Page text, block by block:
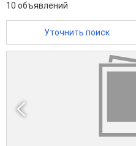
10 объявлений
Уточнить поиск